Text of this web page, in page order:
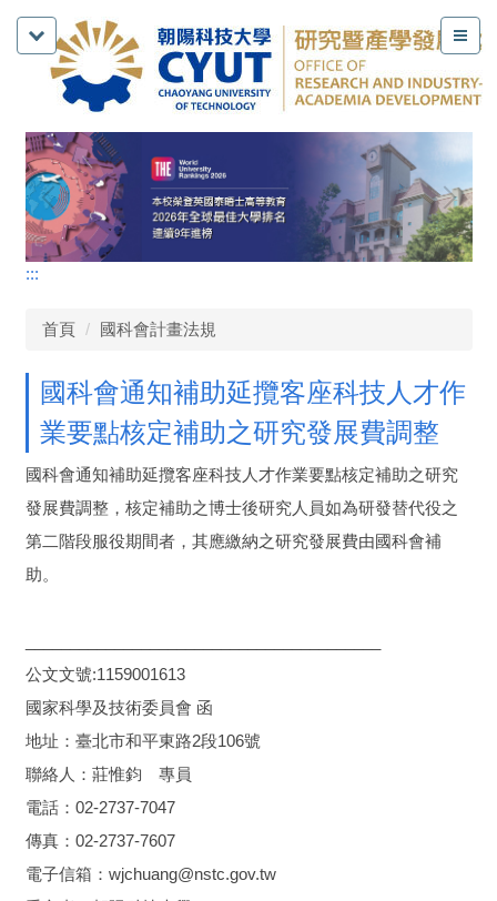
:::
首頁 國科會計畫法規
國科會通知補助延攬客座科技人才作
業要點核定補助之研究發展費調整
國科會通知補助延攬客座科技人才作業要點核定補助之研究
發展費調整，核定補助之博士後研究人員如為研發替代役之
第二階段服役期間者，其應繳納之研究發展費由國科會補
助。
公文文號:1159001613
國家科學及技術委員會 函
地址：臺北市和平東路2段106號
聯絡人：莊惟鈞 專員
電話：02-2737-7047
傳真：02-2737-7607
電子信箱：wjchuang@nstc.gov.tw